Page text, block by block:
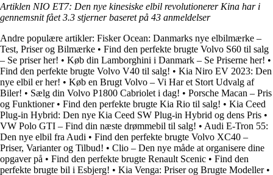
Artiklen NIO ET7: Den nye kinesiske elbil revolutionerer Kina har i
gennemsnit fået3.3 stjerner baseret på 43 anmeldelser
Andre populære artikler: Fisker Ocean: Danmarks nye elbilmærke –
Test, Priser og Bilmærke • Find den perfekte brugte Volvo S60 til salg
– Se priser her! • Køb din Lamborghini i Danmark – Se Priserne her! •
Find den perfekte brugte Volvo V40 til salg! • Kia Niro EV 2023: Den
nye elbil er her! • Køb en Brugt Volvo – Vi Har et Stort Udvalg af
Biler! • Sælg din Volvo P1800 Cabriolet i dag! • Porsche Macan – Pris
og Funktioner• Find den perfekte brugte Kia Rio til salg! • Kia Ceed
Plug-in Hybrid: Den nye Kia Ceed SW Plug-in Hybrid og dens Pris •
VW Polo GTI – Find din næste drømmebil til salg! • Audi E-Tron 55:
Den nye elbil fra Audi • Find den perfekte brugte Volvo XC40 –
Priser, Varianter og Tilbud! • Clio – Den nye måde at organisere dine
opgaver på • Find den perfekte brugte Renault Scenic • Find den
perfekte brugte bil i Esbjerg! • Kia Venga: Priser og Brugte Modeller•